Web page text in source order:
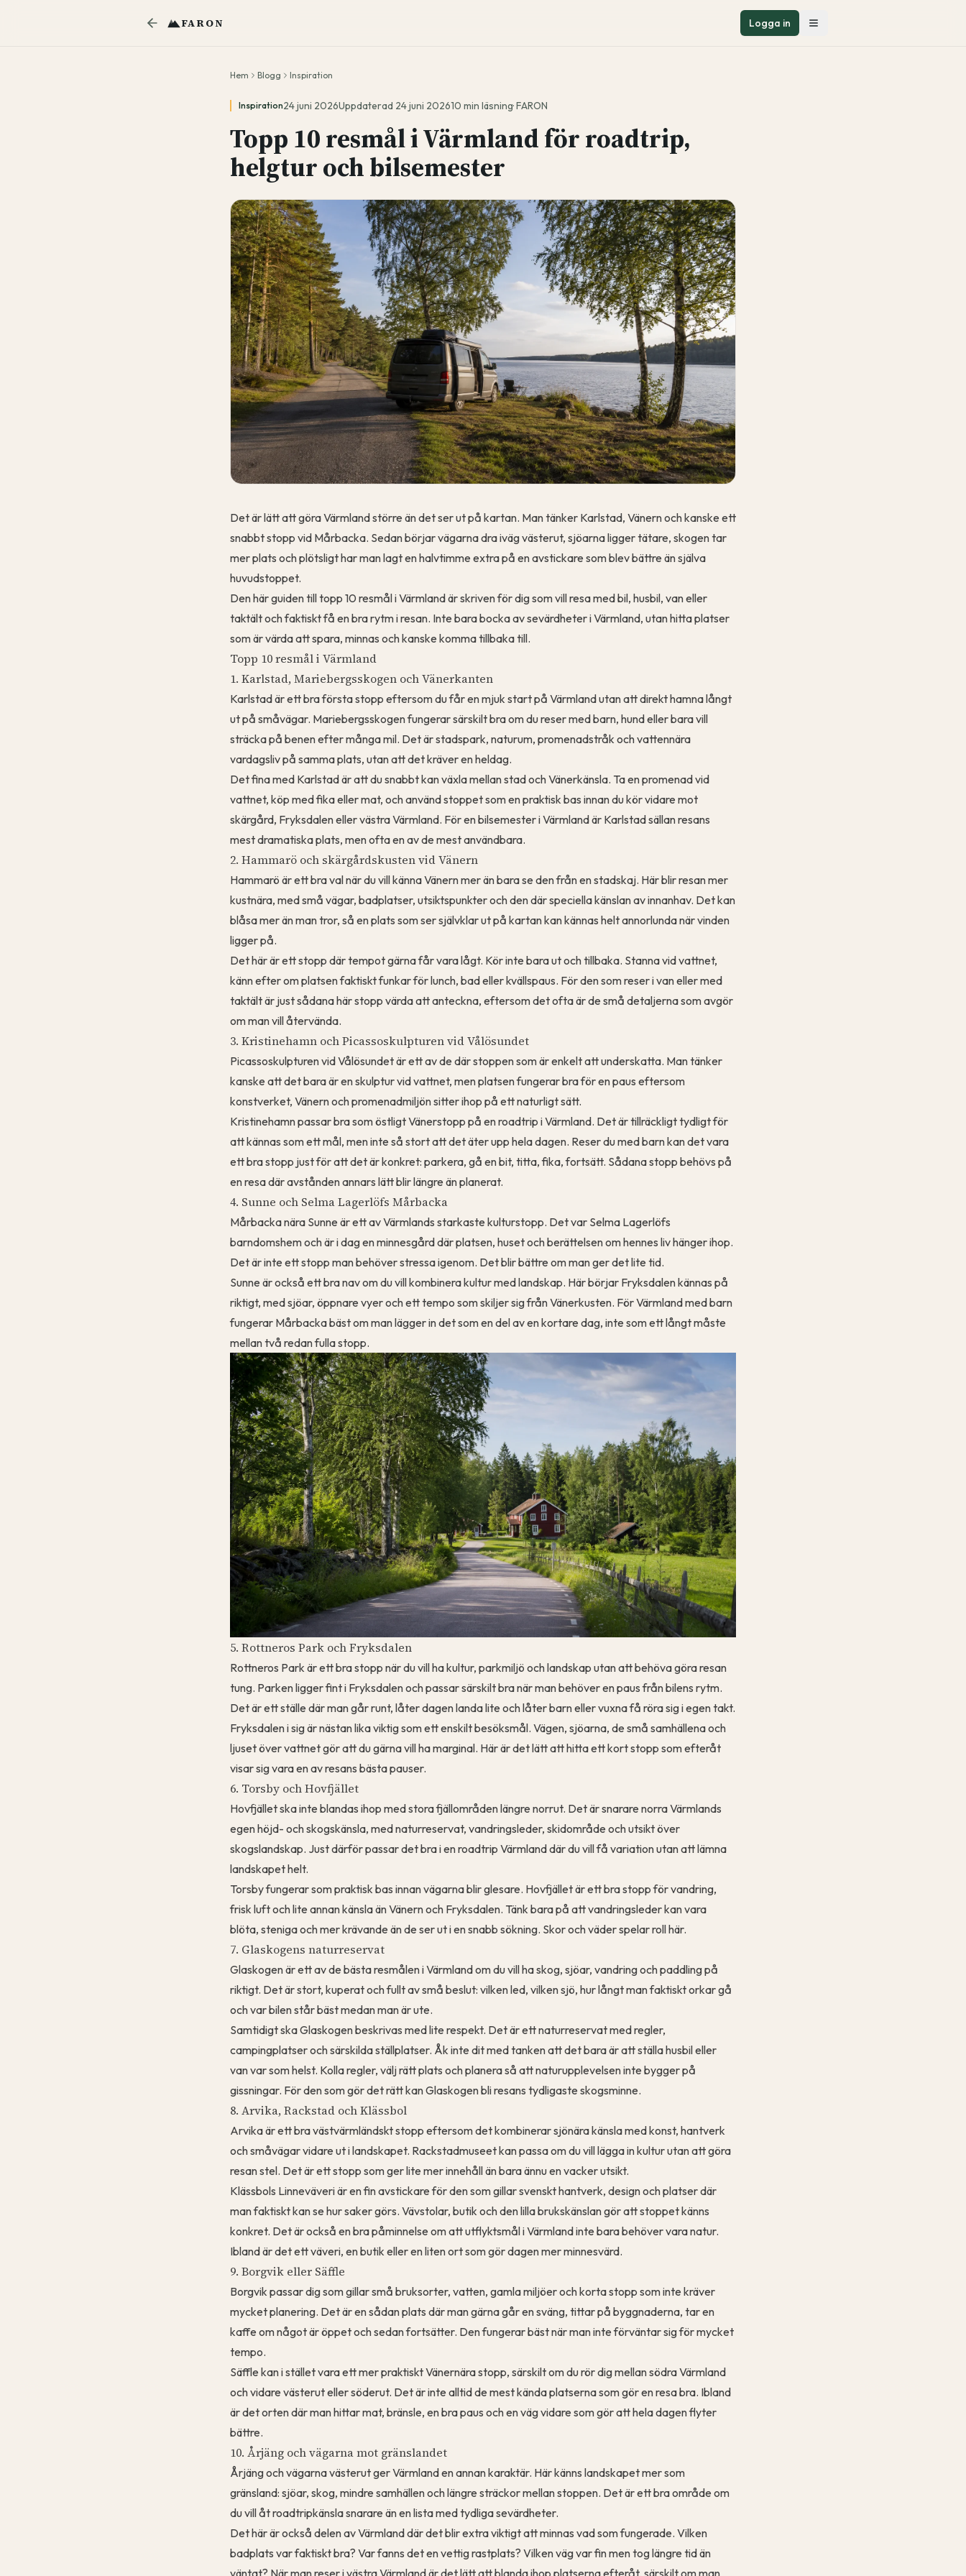
FARON Logga in
Hem Blogg Inspiration
Inspiration24 juni 2026Uppdaterad 24 juni 202610 min läsning·FARON
Topp 10 resmål i Värmland för roadtrip,
helgtur och bilsemester
Det är lätt att göra Värmland större än det ser ut på kartan. Man tänker Karlstad, Vänern och kanske ett
snabbt stopp vid Mårbacka. Sedan börjar vägarna dra iväg västerut, sjöarna ligger tätare, skogen tar
mer plats och plötsligt har man lagt en halvtimme extra på en avstickare som blev bättre än själva
huvudstoppet.
Den här guiden till topp 10 resmål i Värmland är skriven för dig som vill resa med bil, husbil, van eller
taktält och faktiskt få en bra rytm i resan. Inte bara bocka av sevärdheter i Värmland, utan hitta platser
som är värda att spara, minnas och kanske komma tillbaka till.
Topp 10 resmål i Värmland
1. Karlstad, Mariebergsskogen och Vänerkanten
Karlstad är ett bra första stopp eftersom du får en mjuk start på Värmland utan att direkt hamna långt
ut på småvägar. Mariebergsskogen fungerar särskilt bra om du reser med barn, hund eller bara vill
sträcka på benen efter många mil. Det är stadspark, naturum, promenadstråk och vattennära
vardagsliv på samma plats, utan att det kräver en heldag.
Det fina med Karlstad är att du snabbt kan växla mellan stad och Vänerkänsla. Ta en promenad vid
vattnet, köp med fika eller mat, och använd stoppet som en praktisk bas innan du kör vidare mot
skärgård, Fryksdalen eller västra Värmland. För en bilsemester i Värmland är Karlstad sällan resans
mest dramatiska plats, men ofta en av de mest användbara.
2. Hammarö och skärgårdskusten vid Vänern
Hammarö är ett bra val när du vill känna Vänern mer än bara se den från en stadskaj. Här blir resan mer
kustnära, med små vägar, badplatser, utsiktspunkter och den där speciella känslan av innanhav. Det kan
blåsa mer än man tror, så en plats som ser självklar ut på kartan kan kännas helt annorlunda när vinden
ligger på.
Det här är ett stopp där tempot gärna får vara lågt. Kör inte bara ut och tillbaka. Stanna vid vattnet,
känn efter om platsen faktiskt funkar för lunch, bad eller kvällspaus. För den som reser i van eller med
taktält är just sådana här stopp värda att anteckna, eftersom det ofta är de små detaljerna som avgör
om man vill återvända.
3. Kristinehamn och Picassoskulpturen vid Vålösundet
Picassoskulpturen vid Vålösundet är ett av de där stoppen som är enkelt att underskatta. Man tänker
kanske att det bara är en skulptur vid vattnet, men platsen fungerar bra för en paus eftersom
konstverket, Vänern och promenadmiljön sitter ihop på ett naturligt sätt.
Kristinehamn passar bra som östligt Vänerstopp på en roadtrip i Värmland. Det är tillräckligt tydligt för
att kännas som ett mål, men inte så stort att det äter upp hela dagen. Reser du med barn kan det vara
ett bra stopp just för att det är konkret: parkera, gå en bit, titta, fika, fortsätt. Sådana stopp behövs på
en resa där avstånden annars lätt blir längre än planerat.
4. Sunne och Selma Lagerlöfs Mårbacka
Mårbacka nära Sunne är ett av Värmlands starkaste kulturstopp. Det var Selma Lagerlöfs
barndomshem och är i dag en minnesgård där platsen, huset och berättelsen om hennes liv hänger ihop.
Det är inte ett stopp man behöver stressa igenom. Det blir bättre om man ger det lite tid.
Sunne är också ett bra nav om du vill kombinera kultur med landskap. Här börjar Fryksdalen kännas på
riktigt, med sjöar, öppnare vyer och ett tempo som skiljer sig från Vänerkusten. För Värmland med barn
fungerar Mårbacka bäst om man lägger in det som en del av en kortare dag, inte som ett långt måste
mellan två redan fulla stopp.
5. Rottneros Park och Fryksdalen
Rottneros Park är ett bra stopp när du vill ha kultur, parkmiljö och landskap utan att behöva göra resan
tung. Parken ligger fint i Fryksdalen och passar särskilt bra när man behöver en paus från bilens rytm.
Det är ett ställe där man går runt, låter dagen landa lite och låter barn eller vuxna få röra sig i egen takt.
Fryksdalen i sig är nästan lika viktig som ett enskilt besöksmål. Vägen, sjöarna, de små samhällena och
ljuset över vattnet gör att du gärna vill ha marginal. Här är det lätt att hitta ett kort stopp som efteråt
visar sig vara en av resans bästa pauser.
6. Torsby och Hovfjället
Hovfjället ska inte blandas ihop med stora fjällområden längre norrut. Det är snarare norra Värmlands
egen höjd- och skogskänsla, med naturreservat, vandringsleder, skidområde och utsikt över
skogslandskap. Just därför passar det bra i en roadtrip Värmland där du vill få variation utan att lämna
landskapet helt.
Torsby fungerar som praktisk bas innan vägarna blir glesare. Hovfjället är ett bra stopp för vandring,
frisk luft och lite annan känsla än Vänern och Fryksdalen. Tänk bara på att vandringsleder kan vara
blöta, steniga och mer krävande än de ser ut i en snabb sökning. Skor och väder spelar roll här.
7. Glaskogens naturreservat
Glaskogen är ett av de bästa resmålen i Värmland om du vill ha skog, sjöar, vandring och paddling på
riktigt. Det är stort, kuperat och fullt av små beslut: vilken led, vilken sjö, hur långt man faktiskt orkar gå
och var bilen står bäst medan man är ute.
Samtidigt ska Glaskogen beskrivas med lite respekt. Det är ett naturreservat med regler,
campingplatser och särskilda ställplatser. Åk inte dit med tanken att det bara är att ställa husbil eller
van var som helst. Kolla regler, välj rätt plats och planera så att naturupplevelsen inte bygger på
gissningar. För den som gör det rätt kan Glaskogen bli resans tydligaste skogsminne.
8. Arvika, Rackstad och Klässbol
Arvika är ett bra västvärmländskt stopp eftersom det kombinerar sjönära känsla med konst, hantverk
och småvägar vidare ut i landskapet. Rackstadmuseet kan passa om du vill lägga in kultur utan att göra
resan stel. Det är ett stopp som ger lite mer innehåll än bara ännu en vacker utsikt.
Klässbols Linneväveri är en fin avstickare för den som gillar svenskt hantverk, design och platser där
man faktiskt kan se hur saker görs. Vävstolar, butik och den lilla brukskänslan gör att stoppet känns
konkret. Det är också en bra påminnelse om att utflyktsmål i Värmland inte bara behöver vara natur.
Ibland är det ett väveri, en butik eller en liten ort som gör dagen mer minnesvärd.
9. Borgvik eller Säffle
Borgvik passar dig som gillar små bruksorter, vatten, gamla miljöer och korta stopp som inte kräver
mycket planering. Det är en sådan plats där man gärna går en sväng, tittar på byggnaderna, tar en
kaffe om något är öppet och sedan fortsätter. Den fungerar bäst när man inte förväntar sig för mycket
tempo.
Säffle kan i stället vara ett mer praktiskt Vänernära stopp, särskilt om du rör dig mellan södra Värmland
och vidare västerut eller söderut. Det är inte alltid de mest kända platserna som gör en resa bra. Ibland
är det orten där man hittar mat, bränsle, en bra paus och en väg vidare som gör att hela dagen flyter
bättre.
10. Årjäng och vägarna mot gränslandet
Årjäng och vägarna västerut ger Värmland en annan karaktär. Här känns landskapet mer som
gränsland: sjöar, skog, mindre samhällen och längre sträckor mellan stoppen. Det är ett bra område om
du vill åt roadtripkänsla snarare än en lista med tydliga sevärdheter.
Det här är också delen av Värmland där det blir extra viktigt att minnas vad som fungerade. Vilken
badplats var faktiskt bra? Var fanns det en vettig rastplats? Vilken väg var fin men tog längre tid än